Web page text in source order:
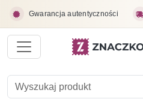
Gwarancja autentyczności